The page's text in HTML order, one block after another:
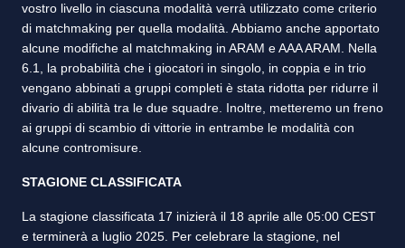
vostro livello in ciascuna modalità verrà utilizzato come criterio
di matchmaking per quella modalità. Abbiamo anche apportato
alcune modifiche al matchmaking in ARAM e AAA ARAM. Nella
6.1, la probabilità che i giocatori in singolo, in coppia e in trio
vengano abbinati a gruppi completi è stata ridotta per ridurre il
divario di abilità tra le due squadre. Inoltre, metteremo un freno
ai gruppi di scambio di vittorie in entrambe le modalità con
alcune contromisure.
STAGIONE CLASSIFICATA
La stagione classificata 17 inizierà il 18 aprile alle 05:00 CEST
e terminerà a luglio 2025. Per celebrare la stagione, nel